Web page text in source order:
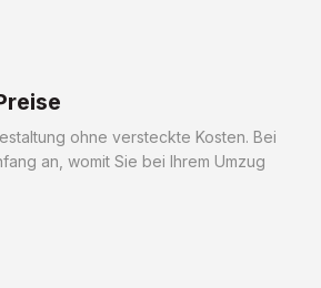
ohne versteckte Kosten. Bei
an, womit Sie bei Ihrem Umzug